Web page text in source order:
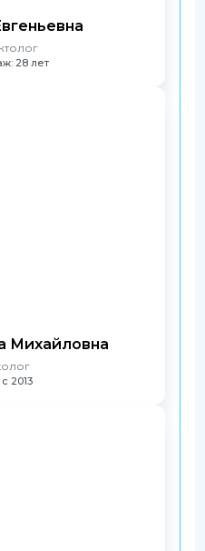
28 лет
Михайловна
с 2013